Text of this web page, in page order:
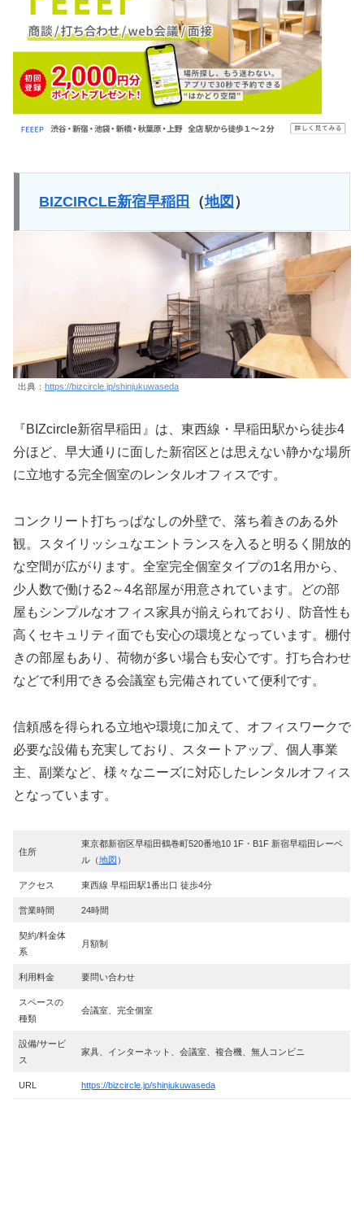
BIZCIRCLE新宿早稲田 （地図 ）
出典： https://bizcircle.jp/shinjukuwaseda
『BIZcircle新宿早稲田』は、東西線・早稲田駅から徒歩4
分ほど、早大通りに面した新宿区とは思えない静かな場所
に立地する完全個室のレンタルオフィスです。
コンクリート打ちっぱなしの外壁で、落ち着きのある外
観。スタイリッシュなエントランスを入ると明るく開放的
な空間が広がります。全室完全個室タイプの1名用から、
少人数で働ける2～4名部屋が用意されています。どの部
屋もシンプルなオフィス家具が揃えられており、防音性も
高くセキュリティ面でも安心の環境となっています。棚付
きの部屋もあり、荷物が多い場合も安心です。打ち合わせ
などで利用できる会議室も完備されていて便利です。
信頼感を得られる立地や環境に加えて、オフィスワークで
必要な設備も充実しており、スタートアップ、個人事業
主、副業など、様々なニーズに対応したレンタルオフィス
となっています。
住所
東京都新宿区早稲田鶴巻町520番地10 1F・B1F 新宿早稲田レーベ
ル（地図 ）
アクセス 東西線 早稲田駅1番出口 徒歩4分
営業時間 24時間
契約/料金体
系
月額制
利用料金 要問い合わせ
スペースの
種類
会議室、完全個室
設備/サービ
ス
家具、インターネット、会議室、複合機、無人コンビニ
URL https://bizcircle.jp/shinjukuwaseda